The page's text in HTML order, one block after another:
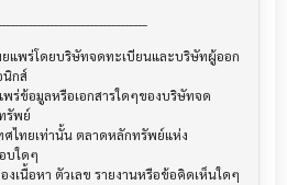
แพร่โดยบริษัทจดทะเบียนและบริษัทผู้ออก
นิกส์
ร่ข้อมูลหรือเอกสารใดๆของบริษัทจด
รัพย์
ไทยเท่านั้น ตลาดหลักทรัพย์แห่ง
บใดๆ
เนื้อหา ตัวเลข รายงานหรือข้อคิดเห็นใดๆ